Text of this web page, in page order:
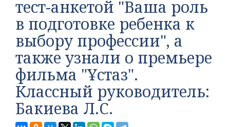
тест-анкетой "Ваша роль
в подготовке ребенка к
выбору профессии", а
также узнали о премьере
фильма "Ұстаз".
Классный руководитель:
Бакиева Л.С.